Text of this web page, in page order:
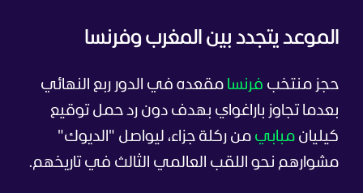
الموعد يتجدد بين المغرب وفرنسا
حجز منتخب فرنسا مقعده في الدور ربع النهائي
بعدما تجاوز باراغواي بهدف دون رد حمل توقيع
كيليان مبابي من ركلة جزاء، ليواصل "الديوك"
مشوارهم نحو اللقب العالمي الثالث في تاريخهم.